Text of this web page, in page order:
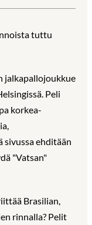
tuttu
jalkapallojoukkue
Peli
korkea-
ehditään
"Vatsan"
Brasilian,
rinnalla? Pelit